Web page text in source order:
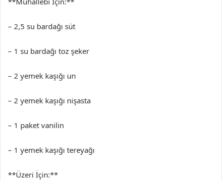
– 2,5 su bardağı süt
– 1 su bardağı toz şeker
– 2 yemek kaşığı un
– 2 yemek kaşığı nişasta
– 1 paket vanilin
– 1 yemek kaşığı tereyağı
**Üzeri İçin:**